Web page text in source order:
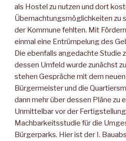
als Hostel zu nutzen und dort
Übernachtungsmöglichkeiten zu
der Kommune fehlten. Mit
einmal eine Entrümpelung des
Die ebenfalls angedachte Studie
dessen Umfeld wurde zunächst
stehen Gespräche mit dem
Bürgermeister und die
dann mehr über dessen Pläne zu
Unmittelbar vor der
Machbarkeitsstudie für die
Bürgerparks. Hier ist der I.